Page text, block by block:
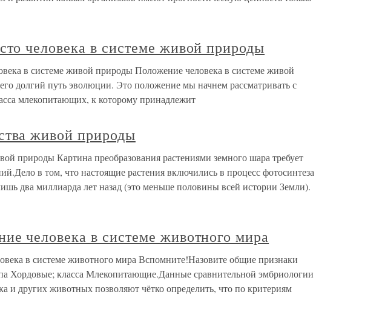
человека в системе живой природы
в системе живой природы Положение человека в системе живой
долгий путь эволюции. Это положение мы начнем рассматривать с
млекопитающих, к которому принадлежит
живой природы
природы Картина преобразования растениями земного шара требует
в том, что настоящие растения включились в процесс фотосинтеза
два миллиарда лет назад (это меньше половины всей истории Земли).
человека в системе животного мира
в системе животного мира Вспомните!Назовите общие признаки
Хордовые; класса Млекопитающие.Данные сравнительной эмбриологии
и других животных позволяют чётко определить, что по критериям